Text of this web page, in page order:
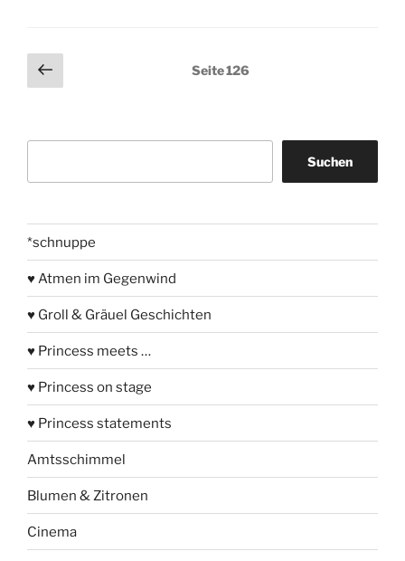
Seitennummerierung
der
Vorherige
Seite
Seite126
Suchen
*schnuppe
♥ Atmen im Gegenwind
♥ Groll & Gräuel Geschichten
♥ Princess meets …
♥ Princess on stage
♥ Princess statements
Amtsschimmel
Blumen & Zitronen
Cinema